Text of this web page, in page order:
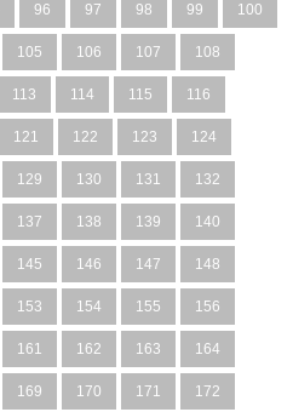
96 97 98 99 100
105 106 107 108
113 114 115 116
121 122 123 124
129 130 131 132
137 138 139 140
145 146 147 148
153 154 155 156
161 162 163 164
169 170 171 172